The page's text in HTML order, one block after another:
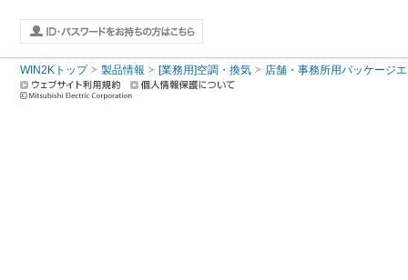
WIN2Kトップ 製品情報 [業務用]空調・換気 店舗・事務所用パッケージ